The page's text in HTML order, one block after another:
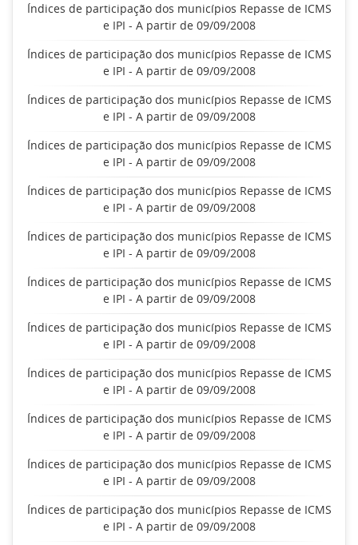
Índices de participação dos municípios Repasse de ICMS
e IPI - A partir de 09/09/2008
Índices de participação dos municípios Repasse de ICMS
e IPI - A partir de 09/09/2008
Índices de participação dos municípios Repasse de ICMS
e IPI - A partir de 09/09/2008
Índices de participação dos municípios Repasse de ICMS
e IPI - A partir de 09/09/2008
Índices de participação dos municípios Repasse de ICMS
e IPI - A partir de 09/09/2008
Índices de participação dos municípios Repasse de ICMS
e IPI - A partir de 09/09/2008
Índices de participação dos municípios Repasse de ICMS
e IPI - A partir de 09/09/2008
Índices de participação dos municípios Repasse de ICMS
e IPI - A partir de 09/09/2008
Índices de participação dos municípios Repasse de ICMS
e IPI - A partir de 09/09/2008
Índices de participação dos municípios Repasse de ICMS
e IPI - A partir de 09/09/2008
Índices de participação dos municípios Repasse de ICMS
e IPI - A partir de 09/09/2008
Índices de participação dos municípios Repasse de ICMS
e IPI - A partir de 09/09/2008